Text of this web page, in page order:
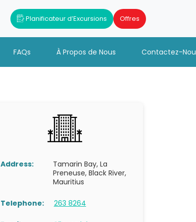
Planificateur d’Excursions Offres
FAQs À Propos de Nous Contactez-
Address:
Tamarin Bay, La
Preneuse, Black River,
Mauritius
Telephone: 263 8264